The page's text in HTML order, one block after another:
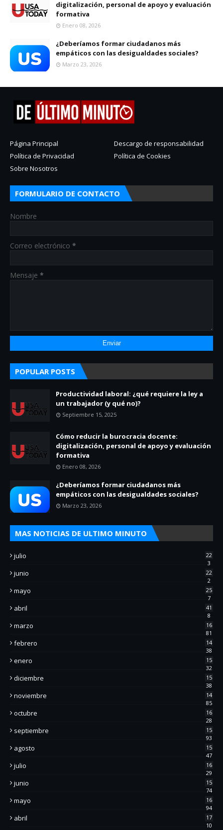
digitalización, personal de apoyo y evaluación
formativa
Enero 08, 2026
¿Deberíamos formar ciudadanos más
empáticos con las desigualdades sociales?
Marzo 23, 2026
Página Principal
Descargo de responsabilidad
Política de Privacidad
Política de Cookies
Sobre Nosotros
FORMULARIO DE CONTACTO
Nombre
Correo electrónico *
Mensaje *
POPULAR POSTS
Productividad laboral: ¿qué requiere la ley a
un trabajador (y qué no)?
Septiembre 15, 2025
Cómo reducir la burocracia docente:
digitalización, personal de apoyo y evaluación
formativa
Enero 08, 2026
¿Deberíamos formar ciudadanos más
empáticos con las desigualdades sociales?
Marzo 23, 2026
MAS NOTICIAS DE ULTIMO MINUTO
julio
22
3
junio
22
2
mayo
25
7
abril
41
8
marzo
16
81
febrero
14
38
enero
15
32
diciembre
15
38
noviembre
14
85
octubre
16
28
septiembre
15
93
agosto
15
47
julio
16
29
junio
15
74
mayo
16
94
abril
17
10